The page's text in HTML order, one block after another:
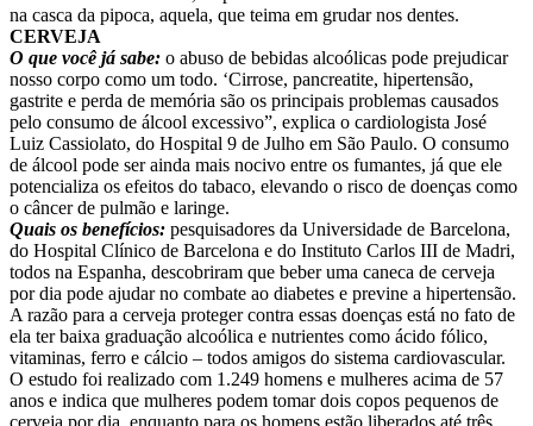
na casca da pipoca, aquela, que teima em grudar nos dentes.
CERVEJA
O que você já sabe: o abuso de bebidas alcoólicas pode prejudicar
nosso corpo como um todo. ‘Cirrose, pancreatite, hipertensão,
gastrite e perda de memória são os principais problemas causados
pelo consumo de álcool excessivo”, explica o cardiologista José
Luiz Cassiolato, do Hospital 9 de Julho em São Paulo. O consumo
de álcool pode ser ainda mais nocivo entre os fumantes, já que ele
potencializa os efeitos do tabaco, elevando o risco de doenças como
o câncer de pulmão e laringe.
Quais os benefícios: pesquisadores da Universidade de Barcelona,
do Hospital Clínico de Barcelona e do Instituto Carlos III de Madri,
todos na Espanha, descobriram que beber uma caneca de cerveja
por dia pode ajudar no combate ao diabetes e previne a hipertensão.
A razão para a cerveja proteger contra essas doenças está no fato de
ela ter baixa graduação alcoólica e nutrientes como ácido fólico,
vitaminas, ferro e cálcio – todos amigos do sistema cardiovascular.
O estudo foi realizado com 1.249 homens e mulheres acima de 57
anos e indica que mulheres podem tomar dois copos pequenos de